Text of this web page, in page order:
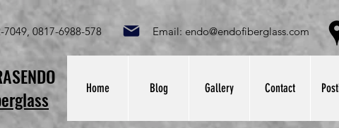
7049, 0817-6988-578 Email: endo@endofiberglass.com
Home Blog Gallery Contact